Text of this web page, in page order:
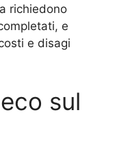
richiedono
e
e disagi
sul